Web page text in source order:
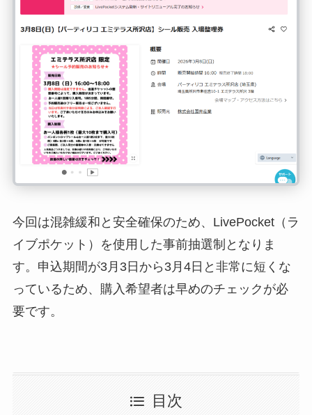
今回は混雑緩和と安全確保のため、LivePocket（ラ
イブポケット）を使用した事前抽選制となりま
す。申込期間が3月3日から3月4日と非常に短くな
っているため、購入希望者は早めのチェックが必
要です。
目次